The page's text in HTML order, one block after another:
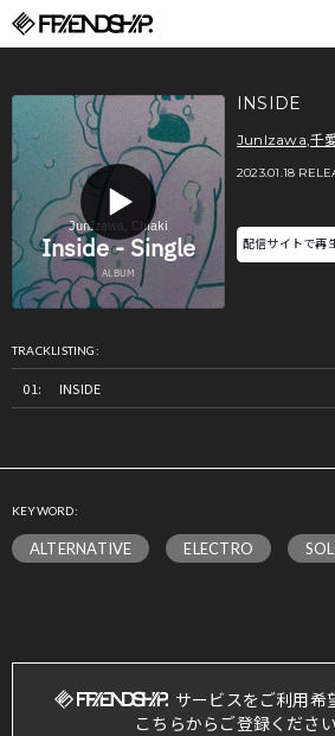
INSIDE
JunIzawa,千
2023.01.18
配信サイトで再
TRACKLISTING:
INSIDE
KEYWORD:
ALTERNATIVE ELECTRO
サービスをご利用希
こちらからご登録ください